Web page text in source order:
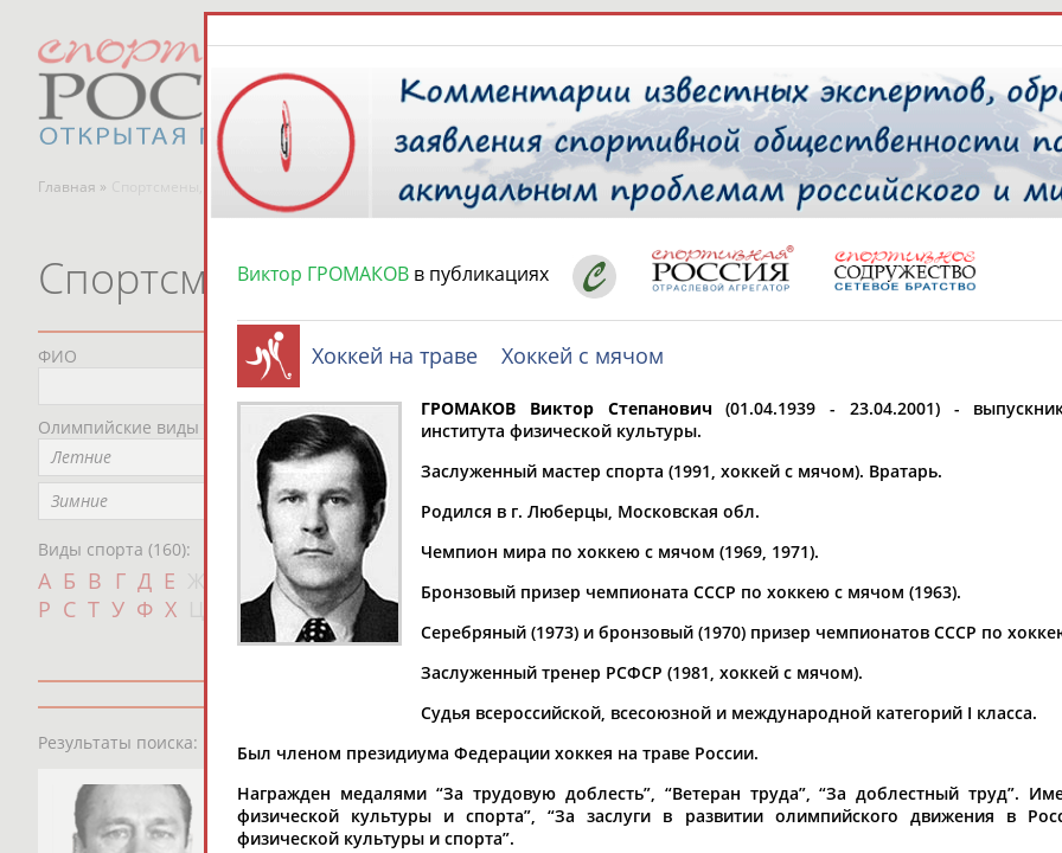
Главная » Спортсмены, тренеры и специалисты ТАБЛО
РЕСУРСНАЯ ПЛОЩАДКА
Спортсмены, тренеры и специалисты
ФИО
Олимпийские виды спорта
Летние
Зимние
Виды спорта (160):
А Б В Г Д Е К Л М Н
П
Р С Т У Ф Х Ш Щ Э Ю Я
Представляет регион*
* для действующих спортсменов
Место рождения
Не выбран
Дата рождения
с
чч мм год по чч мм год
Результаты поиска: 13181персон
Виктор ГРОМАКОВ в публикациях
Хоккей на траве Хоккей с мячом
ГРОМАКОВ Виктор Степанович(01.04.1939 - 23.04.2001) -
института физической культуры.
Заслуженный мастер спорта (1991, хоккей с мячом). Вратарь.
Родился в г. Люберцы, Московская обл.
Чемпион мира по хоккею с мячом (1969, 1971).
Бронзовый призер чемпионата СССР по хоккею с мячом (1963).
Серебряный (1973) и бронзовый (1970) призер чемпионатов СССР по
Заслуженный тренер РСФСР (1981, хоккей с мячом).
Судья всероссийской, всесоюзной и международной категорий I класса.
Был членом президиума Федерации хоккея на траве России.
Награжден медалями “За трудовую доблесть”, “Ветеран труда”, “За доблестный труд”.
физической культуры и спорта”, “За заслуги в развитии олимпийского движения в
физической культуры и спорта”.